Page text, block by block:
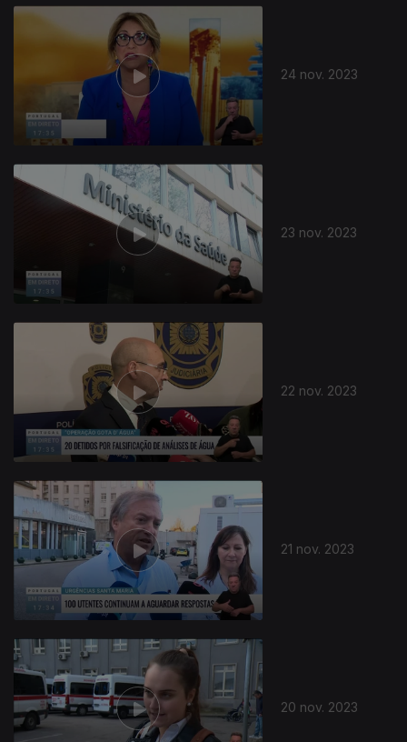
24 nov. 2023
23 nov. 2023
730437
22 nov. 2023
21 nov. 2023
20 nov. 2023